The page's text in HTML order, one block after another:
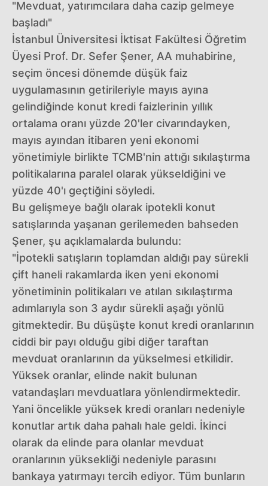
"Mevduat, yatırımcılara daha cazip gelmeye
başladı"
İstanbul Üniversitesi İktisat Fakültesi Öğretim
Üyesi Prof. Dr. Sefer Şener, AA muhabirine,
seçim öncesi dönemde düşük faiz
uygulamasının getirileriyle mayıs ayına
gelindiğinde konut kredi faizlerinin yıllık
ortalama oranı yüzde 20'ler civarındayken,
mayıs ayından itibaren yeni ekonomi
yönetimiyle birlikte TCMB'nin attığı sıkılaştırma
politikalarına paralel olarak yükseldiğini ve
yüzde 40'ı geçtiğini söyledi.
Bu gelişmeye bağlı olarak ipotekli konut
satışlarında yaşanan gerilemeden bahseden
Şener, şu açıklamalarda bulundu:
"İpotekli satışların toplamdan aldığı pay sürekli
çift haneli rakamlarda iken yeni ekonomi
yönetiminin politikaları ve atılan sıkılaştırma
adımlarıyla son 3 aydır sürekli aşağı yönlü
gitmektedir. Bu düşüşte konut kredi oranlarının
ciddi bir payı olduğu gibi diğer taraftan
mevduat oranlarının da yükselmesi etkilidir.
Yüksek oranlar, elinde nakit bulunan
vatandaşları mevduatlara yönlendirmektedir.
Yani öncelikle yüksek kredi oranları nedeniyle
konutlar artık daha pahalı hale geldi. İkinci
olarak da elinde para olanlar mevduat
oranlarının yüksekliği nedeniyle parasını
bankaya yatırmayı tercih ediyor. Tüm bunların